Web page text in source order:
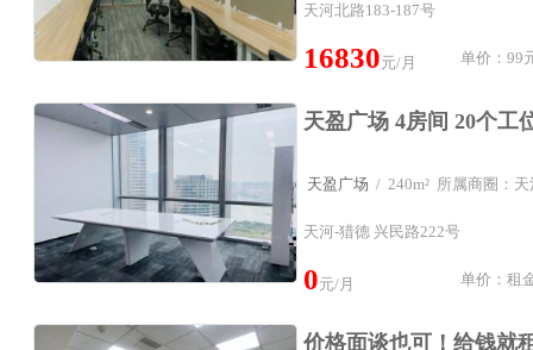
天河北路183-187号
16830元/月 单价：99
天盈广场 / 240m² 所属商圈：
天河-猎德 兴民路222号
0元/月 单价：租